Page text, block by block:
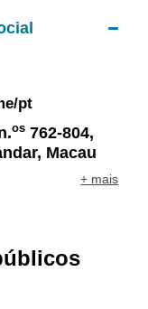
pt
os 762-804,
Macau
+ mais